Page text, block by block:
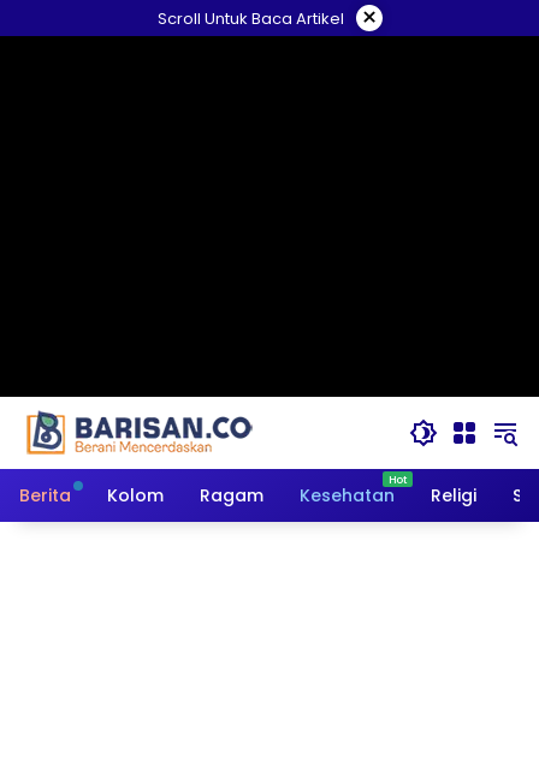
ke
Scroll Untuk Baca Artikel ×
Berita Kolom Ragam Kesehatan Religi